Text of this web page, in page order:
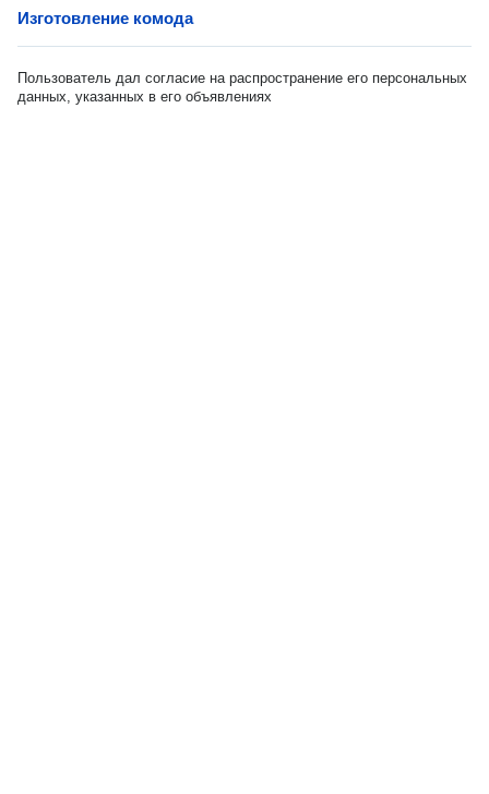
Изготовление комода
Пользователь дал согласие на распространение его персональных
данных, указанных в его объявлениях